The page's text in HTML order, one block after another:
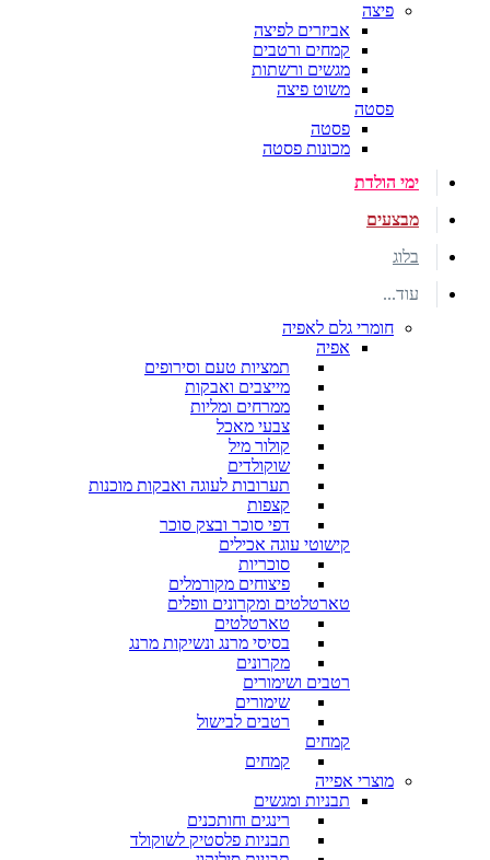
פיצה
אביזרים לפיצה
קמחים ורטבים
מגשים ורשתות
משוט פיצה
פסטה
פסטה
מכונות פסטה
ימי הולדת
מבצעים
בלוג
עוד...
חומרי גלם לאפיה
אפיה
תמציות טעם וסירופים
מייצבים ואבקות
ממרחים ומליות
צבעי מאכל
קולור מיל
שוקולדים
תערובות לעוגה ואבקות מוכנות
קצפות
דפי סוכר ובצק סוכר
קישוטי עוגה אכילים
סוכריות
פיצוחים מקורמלים
טארטלטים ומקרונים וופלים
טארטלטים
בסיסי מרנג ונשיקות מרנג
מקרונים
רטבים ושימורים
שימורים
רטבים לבישול
קמחים
קמחים
מוצרי אפייה
תבניות ומגשים
רינגים וחותכנים
תבניות פלסטיק לשוקולד